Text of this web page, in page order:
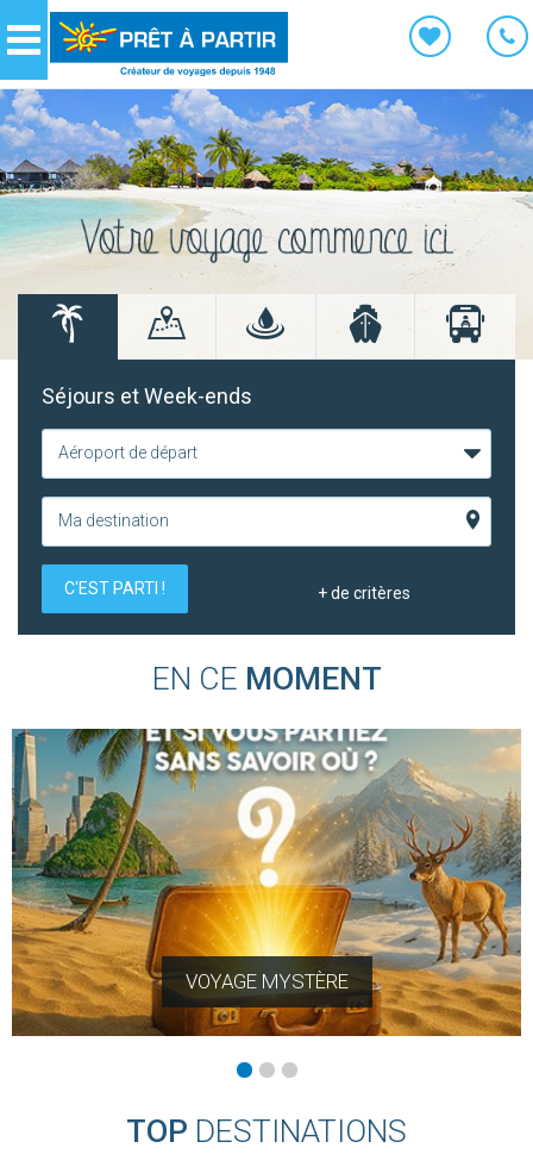
Navigation
Séjours et Week-ends
Aéroport de départ
Ma destination
C'EST PARTI ! +de critères
EN CE MOMENT
VOYAGE MYSTÈRE
TOP DESTINATIONS
Panneau de gestion des cookies